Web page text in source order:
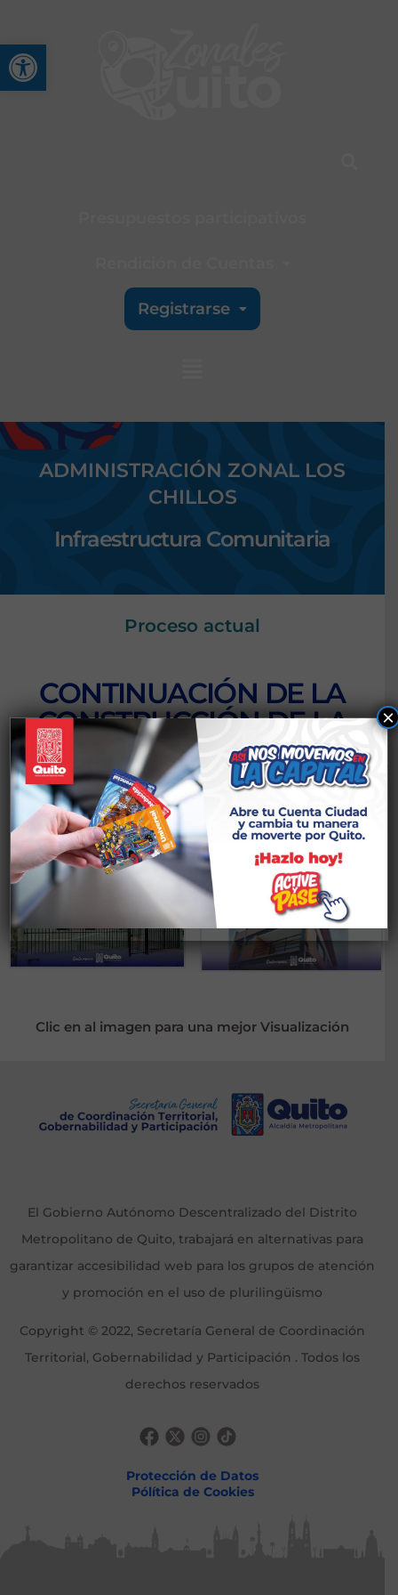
Abrir barra de
Registrarse
ADMINISTRACIÓN ZONAL LOS
CHILLOS
Infraestructura Comunitaria
Proceso actual
CONTINUACIÓN DE LA
CONSTRUCCIÓN DE LA
CASA COMUNAL DEL
BARRIO SAN JOSÉ,
PARROQUIA AMAGUAÑA
Clic en al imagen para una mejor Visualización
El Gobierno Autónomo Descentralizado del Distrito
Metropolitano de Quito, trabajará en alternativas para
garantizar accesibilidad web para los grupos de atención
y promoción en el uso de plurilingüismo
Copyright © 2022, Secretaría General de Coordinación
Territorial, Gobernabilidad y Participación . Todos los
derechos reservados
Protección de Datos
Pólítica de Cookies
×